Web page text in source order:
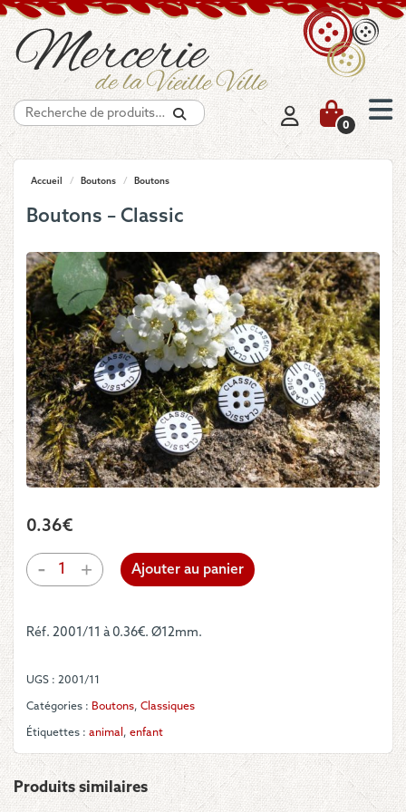
Recherche
0
Accueil / Boutons / Boutons
Boutons – Classic
0.36€
-
quantité
de
Classic
+ Ajouter au panier
Réf. 2001/11 à 0.36€. Ø12mm.
UGS : 2001/11
Catégories : Boutons, Classiques
Étiquettes : animal, enfant
Produits similaires